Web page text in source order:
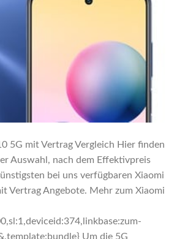
5G mit Vertrag Vergleich Hier finden
Auswahl, nach dem Effektivpreis
bei uns verfügbaren Xiaomi
Vertrag Angebote. Mehr zum Xiaomi
Um die 5G